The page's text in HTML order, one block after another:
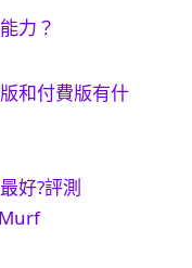
力？
和付費版有什
好?評測